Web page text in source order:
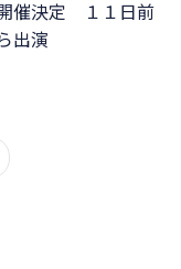
催決定 １１日前
出演